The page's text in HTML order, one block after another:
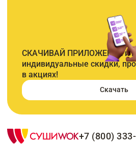
СКАЧИВАЙ ПРИЛОЖЕНИЕ и
индивидуальные скидки,
в акциях!
Скачать
+7 (800)